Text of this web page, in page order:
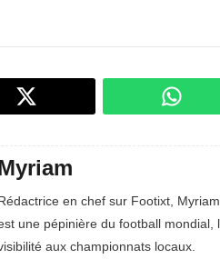
en chef sur Footixt,
une pépinière du football
aux championnats locaux.